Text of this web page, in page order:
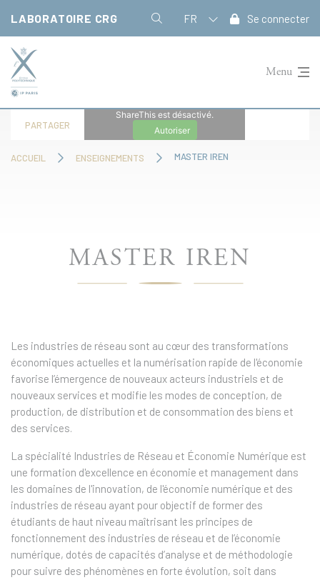
LABORATOIRE CRG FR Se connecter
Menu
ACCUEIL ENSEIGNEMENTS MASTER IREN
PARTAGER
ShareThis est désactivé.
Autoriser
MASTER IREN
Les industries de réseau sont au cœur des transformations
économiques actuelles et la numérisation rapide de l'économie
favorise l’émergence de nouveaux acteurs industriels et de
nouveaux services et modifie les modes de conception, de
production, de distribution et de consommation des biens et
des services.
La spécialité Industries de Réseau et Économie Numérique est
une formation d'excellence en économie et management dans
les domaines de l'innovation, de l'économie numérique et des
industries de réseau ayant pour objectif de former des
étudiants de haut niveau maîtrisant les principes de
fonctionnement des industries de réseau et de l’économie
numérique, dotés de capacités d’analyse et de méthodologie
pour suivre des phénomènes en forte évolution, soit dans